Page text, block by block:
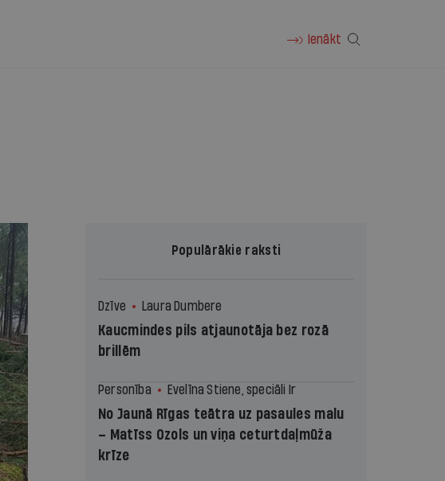
Ienākt
Populārākie raksti
Dzīve Laura Dumbere
Kaucmindes pils atjaunotāja bez rozā
brillēm
Personība Evelīna Stiene, speciāli Ir
No Jaunā Rīgas teātra uz pasaules malu
– Matīss Ozols un viņa ceturtdaļmūža
krīze